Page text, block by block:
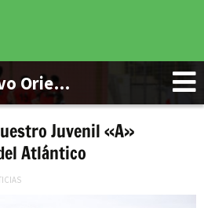
Club Deportivo Orientación Marítima
Juvenil «A»
Atlántico